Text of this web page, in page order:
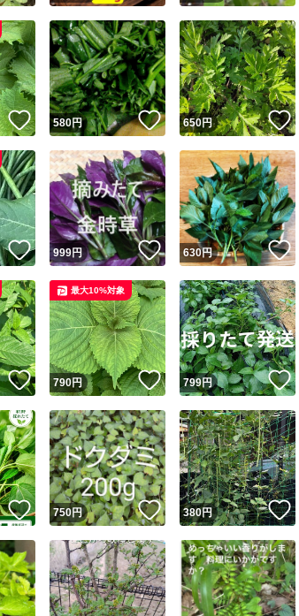
いいね！
580円 いいね！
650円
いいね！
999円 いいね！
630円
いいね！
790円 いいね！
最大10%対象
799円
いいね！
750円 いいね！
380円